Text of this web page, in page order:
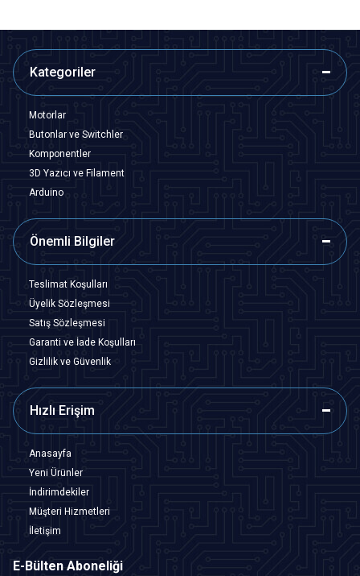
Kategoriler
Motorlar
Butonlar ve Switchler
Komponentler
3D Yazıcı ve Filament
Arduino
Önemli Bilgiler
Teslimat Koşulları
Üyelik Sözleşmesi
Satış Sözleşmesi
Garanti ve İade Koşulları
Gizlilik ve Güvenlik
Hızlı Erişim
Anasayfa
Yeni Ürünler
İndirimdekiler
Müşteri Hizmetleri
İletişim
E-Bülten Aboneliği